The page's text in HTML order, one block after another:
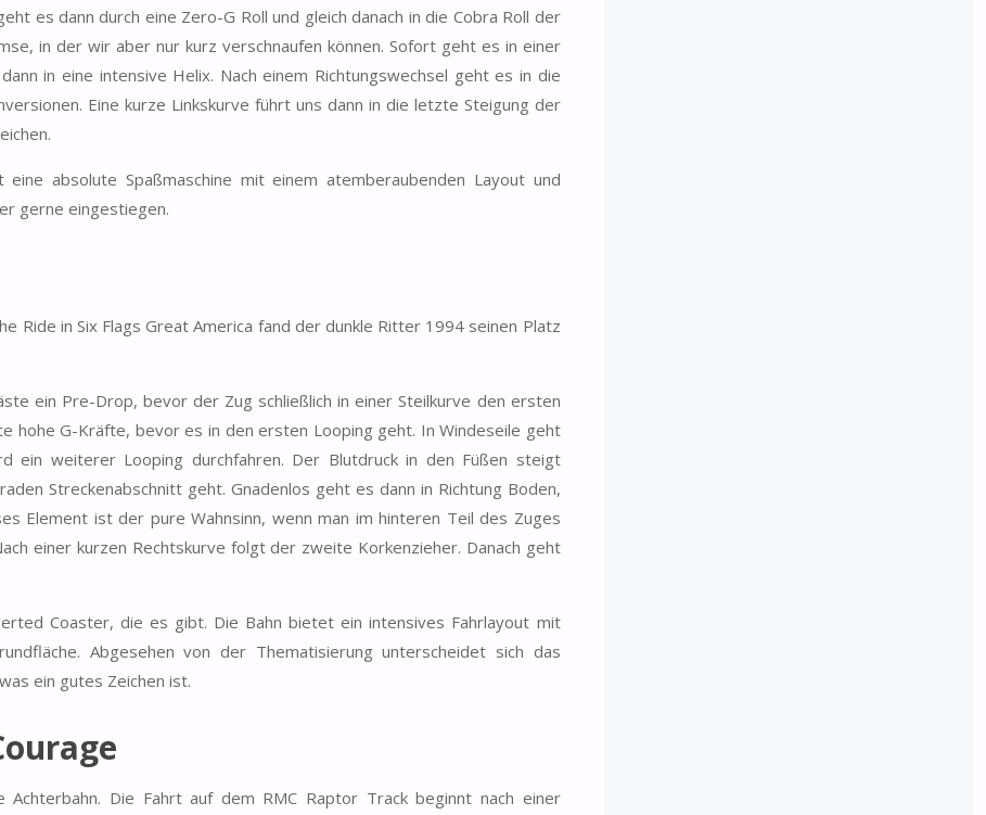
es dann durch eine Zero-G Roll und gleich danach in die Cobra Roll der
in der wir aber nur kurz verschnaufen können. Sofort geht es in einer
in eine intensive Helix. Nach einem Richtungswechsel geht es in die
Eine kurze Linkskurve führt uns dann in die letzte Steigung der
absolute Spaßmaschine mit einem atemberaubenden Layout und
gerne eingestiegen.
Ride in Six Flags Great America fand der dunkle Ritter 1994 seinen Platz
ein Pre-Drop, bevor der Zug schließlich in einer Steilkurve den ersten
hohe G-Kräfte, bevor es in den ersten Looping geht. In Windeseile geht
ein weiterer Looping durchfahren. Der Blutdruck in den Füßen steigt
Streckenabschnitt geht. Gnadenlos geht es dann in Richtung Boden,
Element ist der pure Wahnsinn, wenn man im hinteren Teil des Zuges
einer kurzen Rechtskurve folgt der zweite Korkenzieher. Danach geht
Coaster, die es gibt. Die Bahn bietet ein intensives Fahrlayout mit
Abgesehen von der Thematisierung unterscheidet sich das
ein gutes Zeichen ist.
Die Fahrt auf dem RMC Raptor Track beginnt nach einer